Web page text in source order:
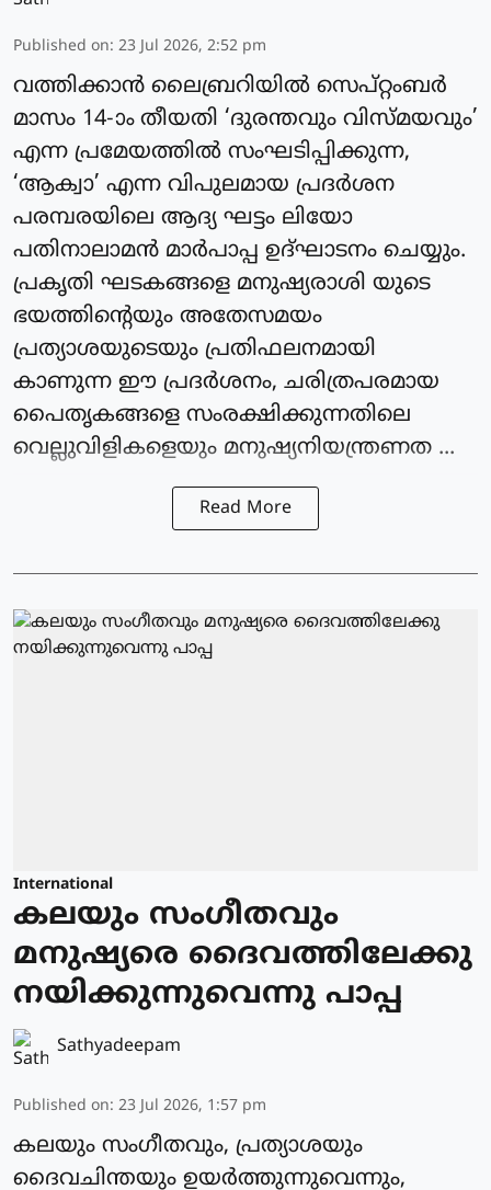
Published on: 23 Jul 2026, 2:52 pm
വത്തിക്കാന്‍ ലൈബ്രറിയില്‍ സെപ്റ്റംബര്‍
മാസം 14-ാം തീയതി ‘ദുരന്തവും വിസ്മയവും’
എന്ന പ്രമേയത്തില്‍ സംഘടിപ്പിക്കുന്ന,
‘ആക്വാ’ എന്ന വിപുലമായ പ്രദര്‍ശന
പരമ്പരയിലെ ആദ്യ ഘട്ടം ലിയോ
പതിനാലാമന്‍ മാര്‍പാപ്പ ഉദ്ഘാടനം ചെയ്യും.
പ്രകൃതി ഘടകങ്ങളെ മനുഷ്യരാശി യുടെ
ഭയത്തിന്റെയും അതേസമയം
പ്രത്യാശയുടെയും പ്രതിഫലനമായി
കാണുന്ന ഈ പ്രദര്‍ശനം, ചരിത്രപരമായ
പൈതൃകങ്ങളെ സംരക്ഷിക്കുന്നതിലെ
വെല്ലുവിളികളെയും മനുഷ്യനിയന്ത്രണത ...
Read More
International
കലയും സംഗീതവും
മനുഷ്യരെ ദൈവത്തിലേക്കു
നയിക്കുന്നുവെന്നു പാപ്പ
Sathyadeepam
Published on: 23 Jul 2026, 1:57 pm
കലയും സംഗീതവും, പ്രത്യാശയും
ദൈവചിന്തയും ഉയര്‍ത്തുന്നുവെന്നും,